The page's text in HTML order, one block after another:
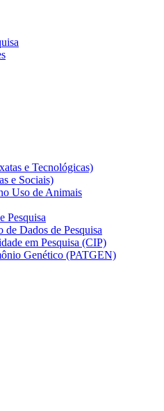
e Tecnológicas)
e Sociais)
Uso de Animais
Pesquisa
de Dados de Pesquisa
em Pesquisa (CIP)
Genético (PATGEN)